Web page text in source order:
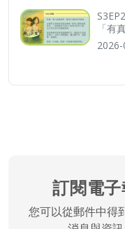
「有
訂閱電子
您可以從郵件中得